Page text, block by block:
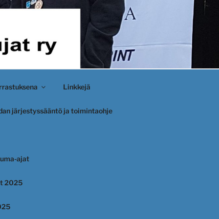
Linkkejä
järjestyssääntö ja toimintaohje
ajat
2025